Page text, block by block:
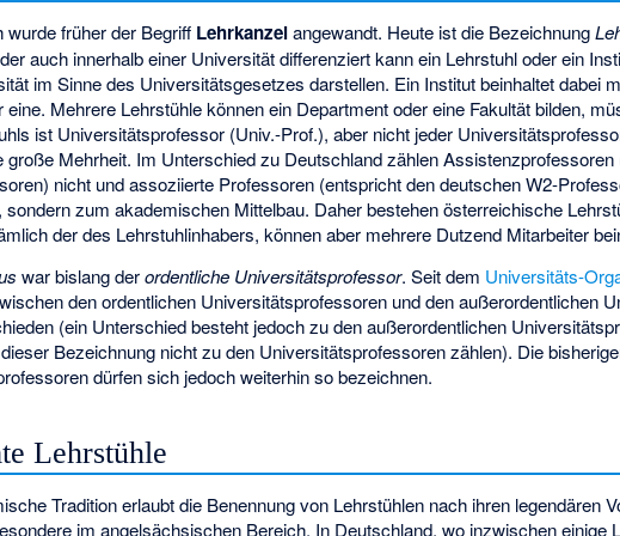
wurde früher der Begriff Lehrkanzelangewandt. Heute ist die Bezeichnung
auch innerhalb einer Universität differenziert kann ein Lehrstuhl oder ein
im Sinne des Universitätsgesetzes darstellen. Ein Institut beinhaltet dabei
eine. Mehrere Lehrstühle können ein Department oder eine Fakultät bilden,
ist Universitätsprofessor (Univ.-Prof.), aber nicht jeder
große Mehrheit. Im Unterschied zu Deutschland zählen
nicht und assoziierte Professoren (entspricht den deutschen W2-
sondern zum akademischen Mittelbau. Daher bestehen österreichische
der des Lehrstuhlinhabers, können aber mehrere Dutzend Mitarbeiter
war bislang derordentliche Universitätsprofessor. Seit dem Universitäts-
den ordentlichen Universitätsprofessoren und den außerordentlichen
(ein Unterschied besteht jedoch zu den außerordentlichen
Bezeichnung nicht zu den Universitätsprofessoren zählen). Die
dürfen sich jedoch weiterhin so bezeichnen.
Lehrstühle
Tradition erlaubt die Benennung von Lehrstühlen nach ihren legendären
im angelsächsischen Bereich. In Deutschland, wo inzwischen einige